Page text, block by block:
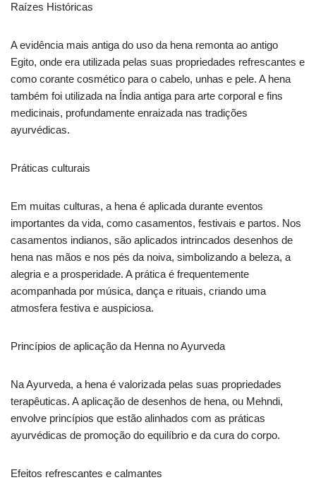
Raízes Históricas
A evidência mais antiga do uso da hena remonta ao antigo
Egito, onde era utilizada pelas suas propriedades refrescantes e
como corante cosmético para o cabelo, unhas e pele. A hena
também foi utilizada na Índia antiga para arte corporal e fins
medicinais, profundamente enraizada nas tradições
ayurvédicas.
Práticas culturais
Em muitas culturas, a hena é aplicada durante eventos
importantes da vida, como casamentos, festivais e partos. Nos
casamentos indianos, são aplicados intrincados desenhos de
hena nas mãos e nos pés da noiva, simbolizando a beleza, a
alegria e a prosperidade. A prática é frequentemente
acompanhada por música, dança e rituais, criando uma
atmosfera festiva e auspiciosa.
Princípios de aplicação da Henna no Ayurveda
Na Ayurveda, a hena é valorizada pelas suas propriedades
terapêuticas. A aplicação de desenhos de hena, ou Mehndi,
envolve princípios que estão alinhados com as práticas
ayurvédicas de promoção do equilíbrio e da cura do corpo.
Efeitos refrescantes e calmantes